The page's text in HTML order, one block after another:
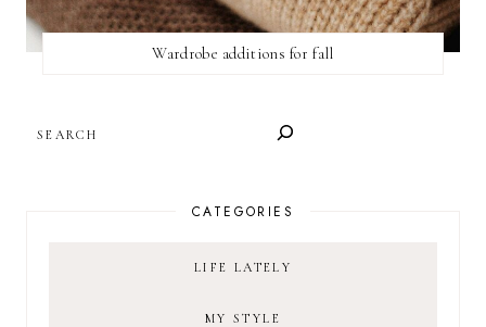
Wardrobe additions for fall
CATEGORIES
LIFE LATELY
MY STYLE